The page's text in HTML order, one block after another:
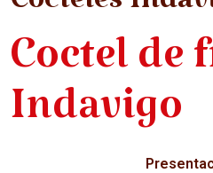
Coctel de
Indavigo